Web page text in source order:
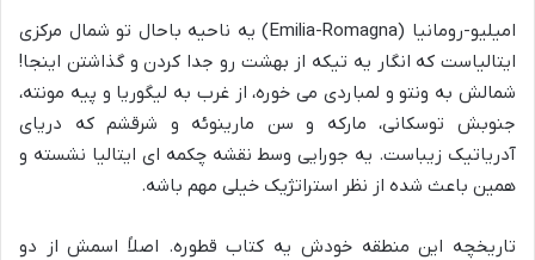
امیلیو-رومانیا (Emilia-Romagna) یه ناحیه باحال تو شمال مرکزی
ایتالیاست که انگار یه تیکه از بهشت رو جدا کردن و گذاشتن اینجا!
شمالش به ونتو و لمباردی می خوره، از غرب به لیگوریا و پیه مونته،
جنوبش توسکانی، مارکه و سن مارینوئه و شرقشم که دریای
آدریاتیک زیباست. یه جورایی وسط نقشه چکمه ای ایتالیا نشسته و
همین باعث شده از نظر استراتژیک خیلی مهم باشه.
تاریخچه این منطقه خودش یه کتاب قطوره. اصلاً اسمش از دو